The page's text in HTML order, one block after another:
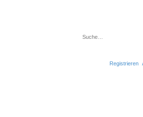
Registrieren